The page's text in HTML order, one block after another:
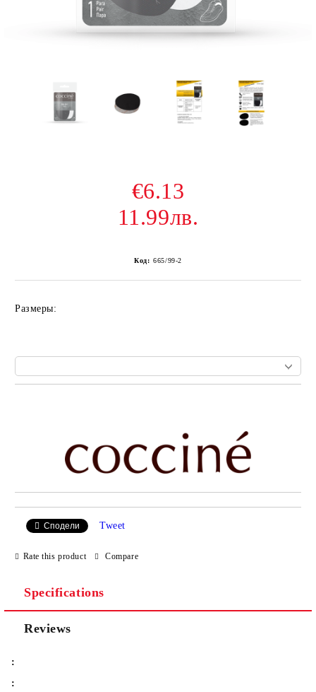
€6.13
11.99лв.
Код: 665/99-2
Размеры:
Сподели Tweet
Rate this product Compare
Specifications
Reviews
:
: